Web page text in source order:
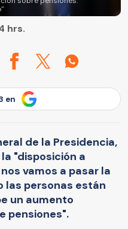
hrs.
en
de la Presidencia,
"disposición a
vamos a pasar la
las personas están
un aumento
pensiones".